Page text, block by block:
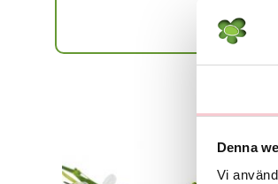
Denna
Vi